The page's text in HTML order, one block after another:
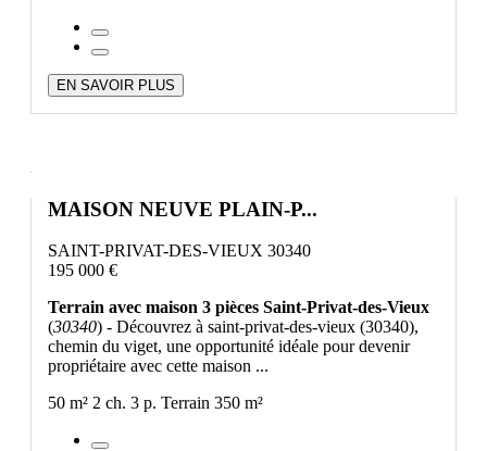
EN SAVOIR PLUS
MAISON NEUVE PLAIN-P...
SAINT-PRIVAT-DES-VIEUX 30340
195 000 €
Terrain avec maison 3 pièces Saint-Privat-des-Vieux
(30340) - Découvrez à saint-privat-des-vieux (30340),
chemin du viget, une opportunité idéale pour devenir
propriétaire avec cette maison ...
50 m² 2 ch. 3 p. Terrain 350 m²